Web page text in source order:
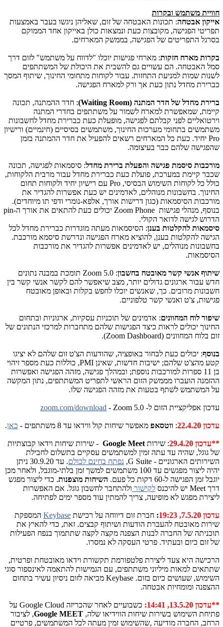
חוויית משתמש ובקרות
אייקון אבטחה: תכונות האבטחה של זום, שאליהן ניגשו בעבר באמצעות
תפריטי הפגישה, מקובצות כעת ונמצאות כולן באייקון אחד הממוקם
בסרגל התפריטים של הפגישה, בממשק המארחים.
בקרות מארח חזקות: מארחי פגישות יוכלו "לדווח על משתמש" לזום דרך
סמל האבטחה. הם עשויים גם להשבית את היכולת של המשתתפים
לשנות שמות למניעת התחזות. עבור לקוחות מתחומי החינוך, שיתוף המסך
כברירת מחדל נתון כעת אך ורק למארח הפגישה.
ברירת מחדל של חדר המתנה (Waiting Room
): חדר ההמתנה, תכונה
קיימת, שמאפשרת למארח לשמור על משתתפים בחדרי המתנה
וירטואליים לפני קבלתם לפגישה, מופעלת כעת כברירת מחדל לחשבונות
משתמשים בתחומי מערכות החינוך, משתמשים בסיסיים (חינמיים) ורישיון
Pro יחיד. כעת כל המארחים רשאים להפעיל את חדר ההמתנה בזמן
שהפגישה שלהם כבר בעיצומה.
מורכבות סיסמת פגישה והפעלת ברירת מחדל: סיסמאות לפגישה, תכונה
שכבר קיימת במערכת, פועלת כעת כברירת מחדל עבור מרבית הלקוחות,
כולל כל לקוחות השימוש הבסיסי, Pro עם רישיון יחיד ולקוחות תחום
החינוך. בחשבונות מנוהלים, לאדמינים יש כעת אפשרות להגדיר את
מורכבות הסיסמאות (כגון דרישות אורך, אלפא-נומרי ודפי תו מיוחדים).
בנוסף, מנהלי פגישות Zoom Phone יכולים כעת להתאים את אורך ה-pin
הדרוש לגישה לדואר הקולי.
סיסמאות להקלטות בענן: הסיסמאות מעתה מוגדרות כברירת מחדל לכל
הגישה להקלטות בענן, להוציא מארח הפגישה ונדרשת סיסמא מורכבת.
בחשבונות מנוהלים, יש לאדמינים אפשרות להגדיר את מורכבות
הסיסמאות.
שיתוף אנשי קשר מאובטח בחשבון:
Zoom 5.0 תומכת במבנה נתונים
חדש עבור ארגונים גדולים יותר, מצב שיאפשר להם לקשר אנשי קשר בין
חשבונות מרובים. כך, שאנשים יוכלו לחפש בקלות ובאופן מאובטח
פגישות, צ'ט ואנשי קשר טלפוניים.
שיפור לוח המחוונים: אדמינים של תוכניות עסקיות, ארגוניות ובתחום
החינוך יכולים לראות כיצד הפגישות שלהם מתחברות למרכזי הנתונים של
זום בלוח המחוונים (Zoom Dashboard
).
בנוסף: יכולים כעת לבחור באופציה, שהודעות הצ'ט זום שלהם לא יציגו
קטע מהצ'ט שלהם; ישיבות חדשות, שאינן PMI, כוללות כעת מספר זיהוי
בן 11 ספרות למורכבות נוספת; ובמהלך פגישה, מזהה הפגישה ואפשרות
ההזמנה הועברו מממשק הזום הראשי לתפריט המשתתפים, נתון המקשה
על המשתמש לשתף בטעות את מזהה הפגישה שלו.
עדכון אפליקציית הזום ל- Zoom 5.0
-
zoom.com/download
עדכון 22.4.20 : ווטסאפ מאפשר שיחות קול ווידאו עד 8 משתתפים - כאן.
**עדכון 29.4.20 : שירות Google Meet - שירות שיחות וידאו קבוצתיות
של גוגל, שהיה עד עתה זמין למשתמשים עסקיים בתשלום לחבילת
השירותים הארגוניים - G Suite
, נפתח בחינם לכולם
. עד 30.9.20 ניתן
יהיה ליצור מפגשים עד 100 משתמשים למשך זמן בלתי-מוגבל, ולאחר מכן
יוגבל זמן הפגישה ל-60 דקות כל פעם.
השיחות מוצפנות. כדי ליצור מפגש
דרך Meet יש להיכנס לקישור ולהתחבר לחשבון גוגל. אם האפשרות
ליצירת מפגש לא מופיעה, צריך להמתין עוד מספר ימים לפתיחה.
עדכון 7.5.20, 19:23 : חברת זום דיווחה על רכישת Keybase המספקת
שירות מאובטח להעברת הודעות ושיתוף קבצים. זאת, כדי להאיץ את
תוכניתה של החברה לבנות הצפנה מקצה לקצה שתתמוך בנפח הפעילות
של זום כיום ובעתיד. פרטי העסקה לא נמסרו.
הרכישה היא צעד ליצירת פלטפורמת תקשורת וידאו מאובטחת ופרטית,
שתתאים למאות מיליוני משתתפים, עם הגמישות להתאמה לאינספור סוגי
השימוש, שעושים כיום בזום. Keybase מביאה לזום ניסיון עשיר בתחום
ההצפנה ומומחיות אבטחה.
**עדכון 13.5.20, 14:41: כשבועיים לאחר שהכריזה Google Cloud על
פתיחת השימוש בשירות שיחות הווידיאו שלה, Google MEET, לציבור
הרחב, החברה מודיעה ,שהשימוש זמין מעתה לכל המשתמשים, פרטיים